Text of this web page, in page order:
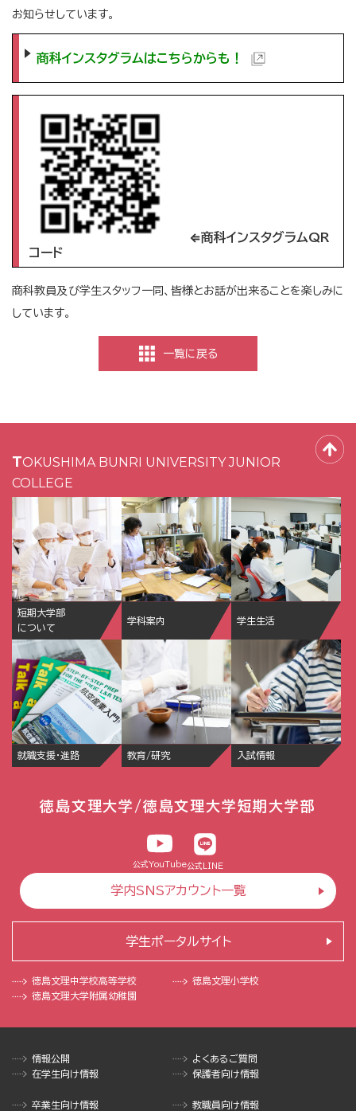
お知らせしています。
商科インスタグラムはこちらからも！
⇐商科インスタグラムQR
コード
商科教員及び学生スタッフ一同、皆様とお話が出来ることを楽しみに
しています。
一覧に戻る
TOKUSHIMA BUNRI UNIVERSITY JUNIOR
COLLEGE
短期大学部
について
学科案内 学生生活
就職支援・進路 教育/研究 入試情報
徳島文理大学/徳島文理大学短期大学部
公式YouTube公式LINE
学内SNSアカウント一覧
徳島文理中学校高等学校
徳島文理小学校
徳島文理大学附属幼稚園
学生ポータルサイト
情報公開
よくあるご質問
在学生向け情報
保護者向け情報
卒業生向け情報 教職員向け情報